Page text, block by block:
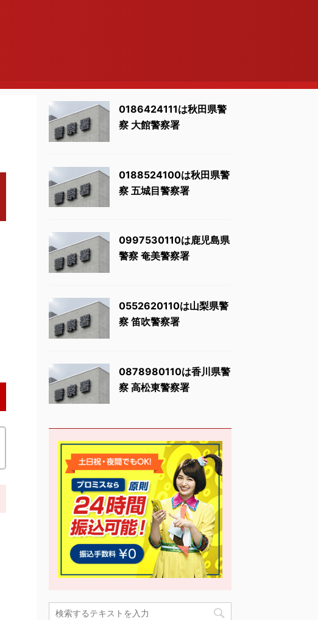
0186424111は秋田県警
察 大館警察署
0188524100は秋田県警
察 五城目警察署
0997530110は鹿児島県
警察 奄美警察署
0552620110は山梨県警
察 笛吹警察署
0878980110は香川県警
察 高松東警察署